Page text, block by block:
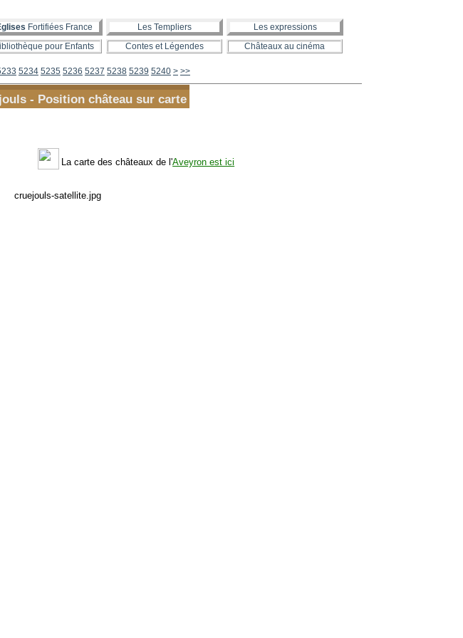
Fortifiées France Les Templiers
Les expressions
pour Enfants Contes et Légendes Châteaux au cinéma
5234 5235 5236 5237 5238 5239 5240 5250
5260
5270
5280
5290
5300
5400
5500
5600
> >>
- Position château sur carte
La carte des châteaux de l'Aveyron est ici